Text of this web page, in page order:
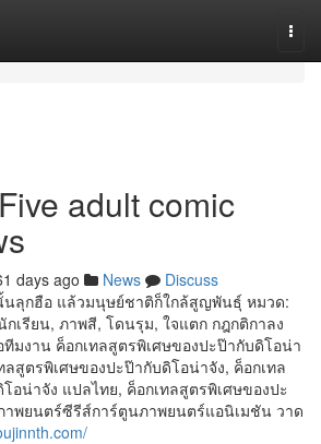
adult comic
days ago News
Discuss
นลุกฮือ แล้วมนุษย์ชาติก็ใกล้สูญพันธุ์ หมวด:
เรียน, ภาพสี, โดนรุม, ใจแตก กฎกติกาลง
งาน ค็อกเทลสูตรพิเศษของปะป๊ากับดิโอน่า
สูตรพิเศษของปะป๊ากับดิโอน่าจัง, ค็อกเทล
อน่าจัง แปลไทย, ค็อกเทลสูตรพิเศษของปะ
าพยนตร์ซีรีส์การ์ตูนภาพยนตร์แอนิเมชัน วาด